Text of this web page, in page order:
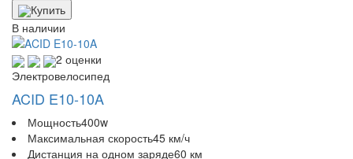
Купить
В наличии
2 оценки
Электровелосипед
ACID E10-10A
Мощность400w
Максимальная скорость45 км/ч
Дистанция на одном заряде60 км